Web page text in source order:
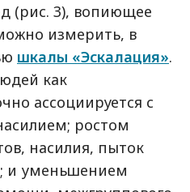
(рис. 3), вопиющее
измерить, в
шкалы «Эскалация».
как
ассоциируется с
ростом
насилия, пыток
и уменьшением